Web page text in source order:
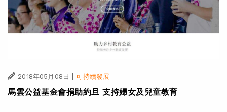
2018年05月08日 | 可持續發展
馬雲公益基金會捐助約旦 支持婦女及兒童教育